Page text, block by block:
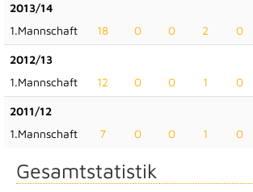
2013/14
1.Mannschaft
18 0 0 2 0
2012/13
1.Mannschaft
12 0 0 1 0
2011/12
1.Mannschaft
7 0 0 1 0
Gesamtstatistik